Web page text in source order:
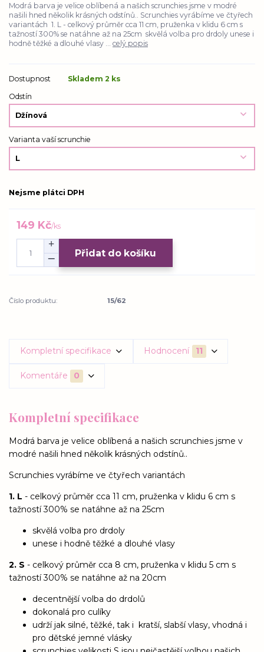
Modrá barva je velice oblíbená a našich scrunchies jsme v modré
našili hned několik krásných odstínů.. Scrunchies vyrábíme ve čtyřech
variantách 1. L - celkový průměr cca 11 cm, pruženka v klidu 6 cm s
tažností 300% se natáhne až na 25cm skvělá volba pro drdoly unese i
hodně těžké a dlouhé vlasy ... celý popis
Dostupnost
Skladem 2 ks
Odstín
Varianta vaší scrunchie
Nejsme plátci DPH
149 Kč/ks
Přidat do košíku
Číslo produktu: 15/62
Kompletní specifikace Hodnocení 11
Komentáře 0
Kompletní specifikace
Modrá barva je velice oblíbená a našich scrunchies jsme v
modré našili hned několik krásných odstínů..
Scrunchies vyrábíme ve čtyřech variantách
1. L - celkový průměr cca 11 cm, pruženka v klidu 6 cm s
tažností 300% se natáhne až na 25cm
skvělá volba pro drdoly
unese i hodně těžké a dlouhé vlasy
2. S - celkový průměr cca 8 cm, pruženka v klidu 5 cm s
tažností 300% se natáhne až na 20cm
decentnější volba do drdolů
dokonalá pro culíky
udrží jak silné, těžké, tak i kratší, slabší vlasy, vhodná i
pro dětské jemné vlásky